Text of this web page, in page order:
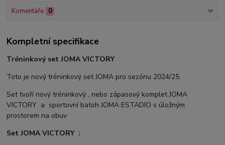
Komentáře 0
Kompletní specifikace
Tréninkový set JOMA VICTORY
Toto je nový tréninkový set JOMA pro sezónu 2024/25
Set tvoří nový tréninkový , nebo zápasový komplet JOMA
VICTORY a sportovní batoh JOMA ESTADIO s úložným
prostorem na obuv
Set JOMA VICTORY :